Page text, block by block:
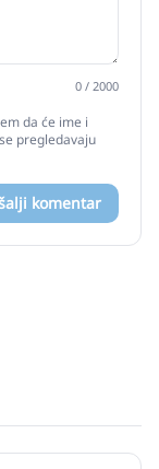
0 / 2000
da će ime i
pregledavaju
komentar